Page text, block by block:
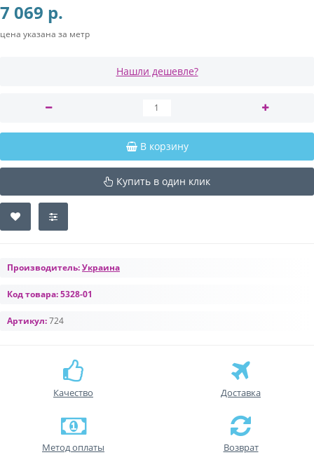
7 069 р.
цена указана за метр
Нашли дешевле?
В корзину
Купить в один клик
Производитель:Украина
Код товара:5328-01
Артикул:724
Качество Доставка
Метод оплаты Возврат